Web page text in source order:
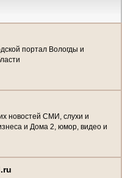
портал Вологды и
новостей СМИ, слухи и
и Дома 2, юмор, видео и
область, Вологда)